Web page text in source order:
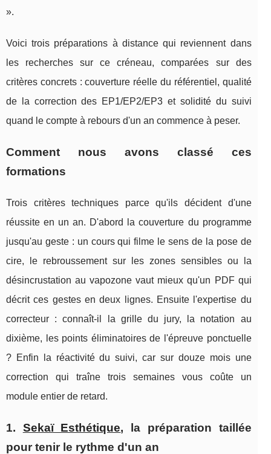
».
Voici trois préparations à distance qui reviennent dans
les recherches sur ce créneau, comparées sur des
critères concrets : couverture réelle du référentiel, qualité
de la correction des EP1/EP2/EP3 et solidité du suivi
quand le compte à rebours d'un an commence à peser.
Comment nous avons classé ces
formations
Trois critères techniques parce qu'ils décident d'une
réussite en un an. D'abord la couverture du programme
jusqu'au geste : un cours qui filme le sens de la pose de
cire, le rebroussement sur les zones sensibles ou la
désincrustation au vapozone vaut mieux qu'un PDF qui
décrit ces gestes en deux lignes. Ensuite l'expertise du
correcteur : connaît-il la grille du jury, la notation au
dixième, les points éliminatoires de l'épreuve ponctuelle
? Enfin la réactivité du suivi, car sur douze mois une
correction qui traîne trois semaines vous coûte un
module entier de retard.
1. Sekaï Esthétique, la préparation taillée
pour tenir le rythme d'un an